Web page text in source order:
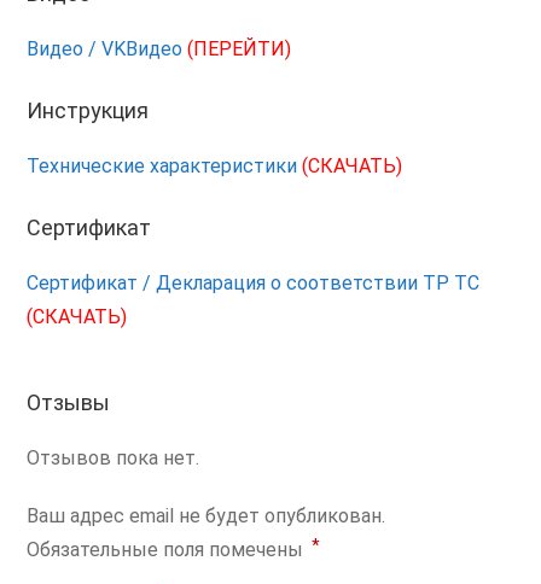
Видео / VKВидео(ПЕРЕЙТИ)
Инструкция
Технические характеристики(СКАЧАТЬ)
Сертификат
Сертификат / Декларация о соответствии ТР ТС
(СКАЧАТЬ)
Отзывы
Отзывов пока нет.
Ваш адрес email не будет опубликован.
Обязательные поля помечены *